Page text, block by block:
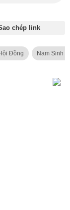
chép link
Đồng Nam Sinh